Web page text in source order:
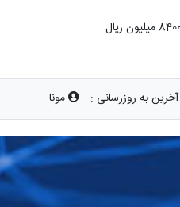
آخرین به روزرسانی : مونا